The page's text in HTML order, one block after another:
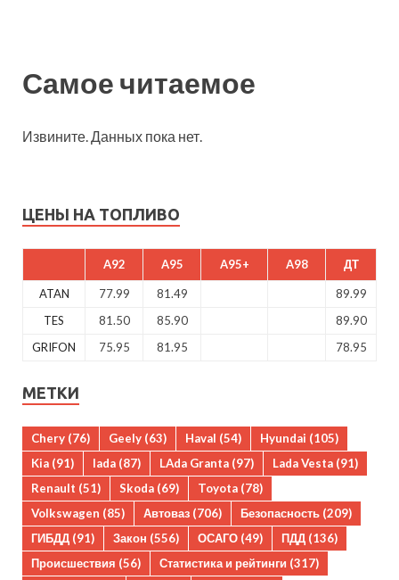
Самое читаемое
Извините. Данных пока нет.
ЦЕНЫ НА ТОПЛИВО
A92 A95 A95+ A98 ДТ
ATAN 77.99 81.49
89.99
TES
81.50 85.90
89.90
GRIFON
75.95 81.95 78.95
МЕТКИ
Chery (76) Geely (63) Haval (54) Hyundai (105)
Kia (91) lada (87) LAda Granta (97) Lada Vesta (91)
Renault (51) Skoda (69) Toyota (78)
Volkswagen (85) Автоваз (706) Безопасность (209)
ГИБДД (91) Закон (556) ОСАГО (49) ПДД (136)
Происшествия (56) Статистика и рейтинги (317)